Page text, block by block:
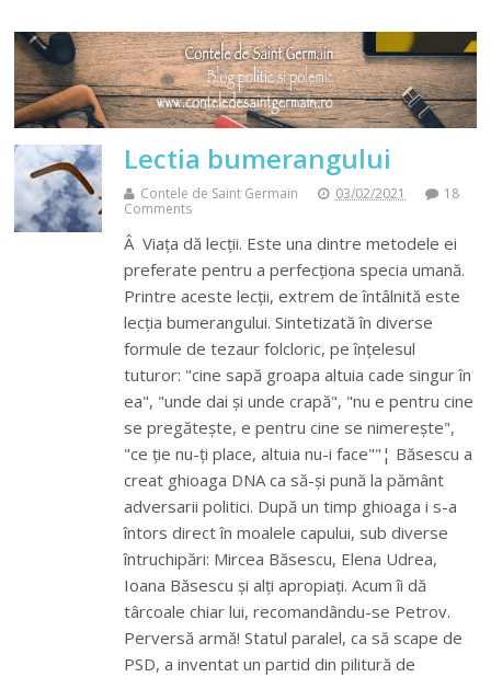
Lectia bumerangului
Contele de Saint Germain 03/02/2021
18
Comments
Â Viața dă lecții. Este una dintre metodele ei
preferate pentru a perfecționa specia umană.
Printre aceste lecții, extrem de întâlnită este
lecția bumerangului. Sintetizată în diverse
formule de tezaur folcloric, pe înțelesul
tuturor: "cine sapă groapa altuia cade singur în
ea", "unde dai și unde crapă", "nu e pentru cine
se pregătește, e pentru cine se nimerește",
"ce ție nu-ți place, altuia nu-i face""¦ Băsescu a
creat ghioaga DNA ca să-și pună la pământ
adversarii politici. După un timp ghioaga i s-a
întors direct în moalele capului, sub diverse
întruchipări: Mircea Băsescu, Elena Udrea,
Ioana Băsescu și alți apropiați. Acum îi dă
târcoale chiar lui, recomandându-se Petrov.
Perversă armă! Statul paralel, ca să scape de
PSD, a inventat un partid din pilitură de